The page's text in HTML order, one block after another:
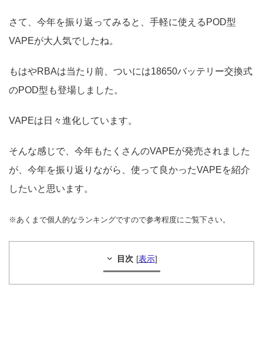
さて、今年を振り返ってみると、手軽に使えるPOD型
VAPEが大人気でしたね。
もはやRBAは当たり前、ついには18650バッテリー交換式
のPOD型も登場しました。
VAPEは日々進化しています。
そんな感じで、今年もたくさんのVAPEが発売されました
が、今年を振り返りながら、使って良かったVAPEを紹介
したいと思います。
※あくまで個人的なランキングですので参考程度にご覧下さい。
目次 [表示]